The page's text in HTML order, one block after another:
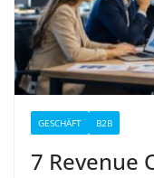
GESCHÄFT B2B
7 Revenue